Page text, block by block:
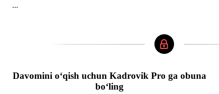
...
Davomini oʻqish uchun Kadrovik Pro ga obuna
boʻling